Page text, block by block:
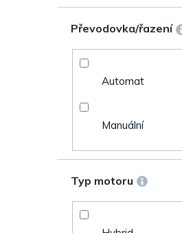
Převodovka/řazení
Automat
Manuální
Typ motoru